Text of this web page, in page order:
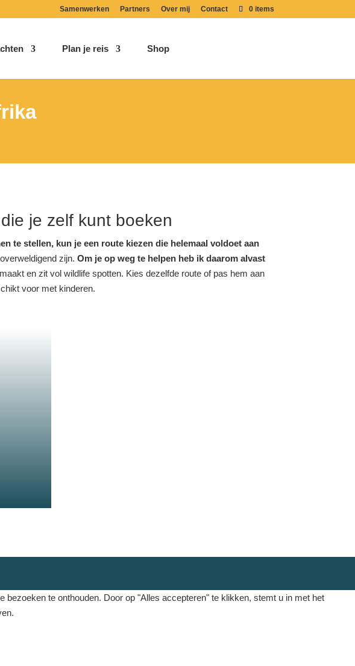
Samenwerken Partners Over mij Contact 0 items
Plan je reis Shop
je zelf kunt boeken
te stellen, kun je een route kiezen die helemaal voldoet aan
zijn.Om je op weg te helpen heb ik daarom alvast
en zit vol wildlife spotten. Kies dezelfde route of pas hem aan
voor met kinderen.
te onthouden. Door op "Alles accepteren" te klikken, stemt u in met het